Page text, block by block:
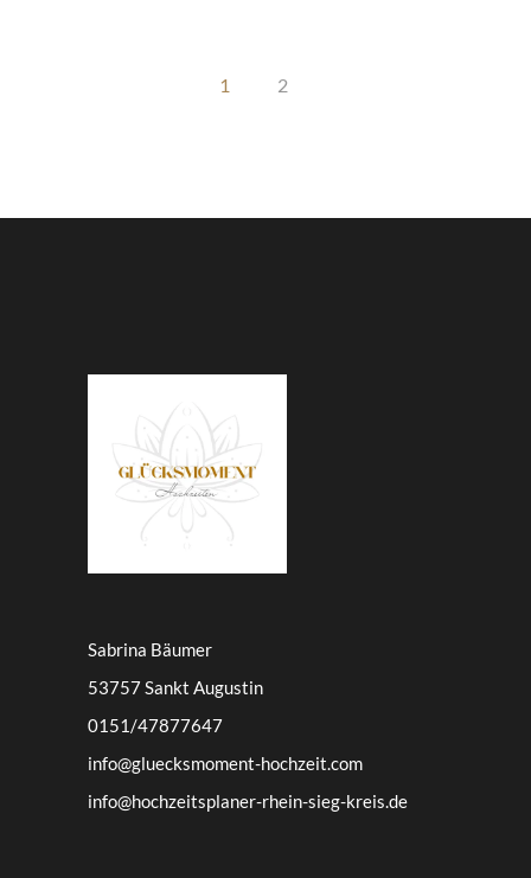
1 2
Sabrina Bäumer
53757 Sankt Augustin
0151/47877647
info@gluecksmoment-hochzeit.com
info@hochzeitsplaner-rhein-sieg-kreis.de